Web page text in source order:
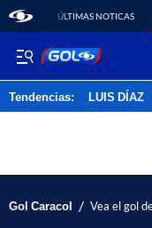
ÚLTIMAS NOTICAS
Tendencias: LUIS DÍAZ
Gol Caracol / Vea el gol